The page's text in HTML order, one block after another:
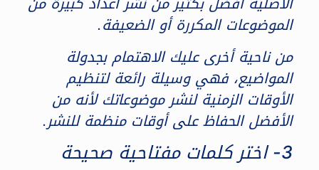
الموضوعات المكررة أو الضعيفة.
من ناحية أخرى عليك الاهتمام بجدولة
المواضيع، فهي وسيلة رائعة لتنظيم
الأوقات الزمنية لنشر موضوعاتك لأنه من
الأفضل الحفاظ على أوقات منظمة للنشر.
3- اختر كلمات مفتاحية صحيحة